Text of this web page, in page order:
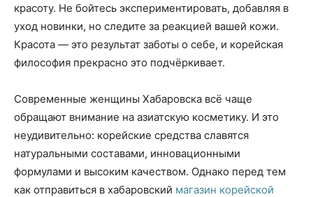
красоту. Не бойтесь экспериментировать, добавляя в
уход новинки, но следите за реакцией вашей кожи.
Красота — это результат заботы о себе, и корейская
философия прекрасно это подчёркивает.
Современные женщины Хабаровска всё чаще
обращают внимание на азиатскую косметику. И это
неудивительно: корейские средства славятся
натуральными составами, инновационными
формулами и высоким качеством. Однако перед тем
как отправиться в хабаровский магазин корейской